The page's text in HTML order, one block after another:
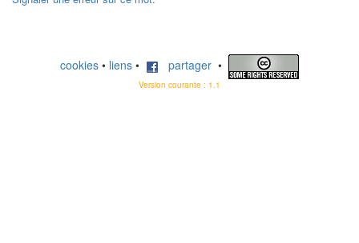
cookies • liens • partager •
Version courante : 1.1